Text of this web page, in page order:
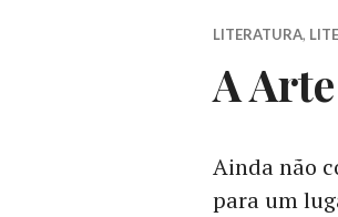
LITERATURA,
A
Ainda não
para um